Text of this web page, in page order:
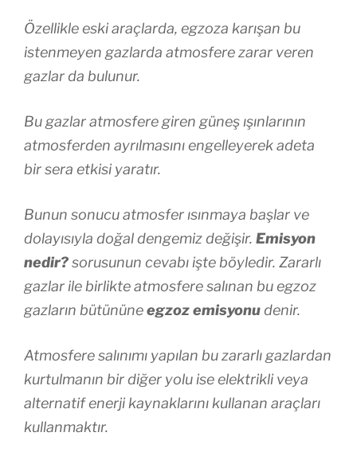
Özellikle eski araçlarda, egzoza karışan bu
istenmeyen gazlarda atmosfere zarar veren
gazlar da bulunur.
Bu gazlar atmosfere giren güneş ışınlarının
atmosferden ayrılmasını engelleyerek adeta
bir sera etkisi yaratır.
Bunun sonucu atmosfer ısınmaya başlar ve
dolayısıyla doğal dengemiz değişir. Emisyon
nedir?sorusunun cevabı işte böyledir. Zararlı
gazlar ile birlikte atmosfere salınan bu egzoz
gazların bütününeegzoz emisyonudenir.
Atmosfere salınımı yapılan bu zararlı gazlardan
kurtulmanın bir diğer yolu ise elektrikli veya
alternatif enerji kaynaklarını kullanan araçları
kullanmaktır.